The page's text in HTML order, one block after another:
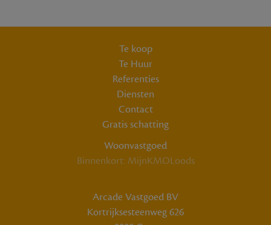
Te koop
Te Huur
Referenties
Diensten
Contact
Gratis schatting
Woonvastgoed
Binnenkort: MijnKMOLoods
Arcade Vastgoed BV
Kortrijksesteenweg 626